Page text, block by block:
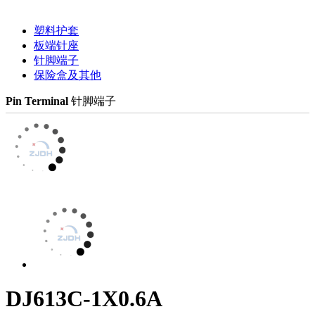
塑料护套
板端针座
针脚端子
保险盒及其他
Pin Terminal 针脚端子
DJ613C-1X0.6A